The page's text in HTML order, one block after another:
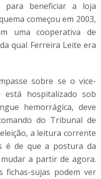
para beneficiar a loja
começou em 2003,
uma cooperativa de
qual Ferreira Leite era
sobre se o vice-
está hospitalizado sob
hemorrágica, deve
do Tribunal de
a leitura corrente
é de que a postura da
a partir de agora.
fichas-sujas podem ver